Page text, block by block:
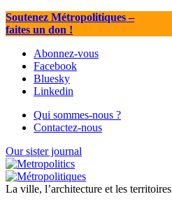
Soutenez Métropolitiques–
faites un don !
Abonnez-vous
Facebook
Bluesky
Linkedin
Qui sommes-nous ?
Contactez-nous
Our sister journal
La ville, l’architecture et les territoires